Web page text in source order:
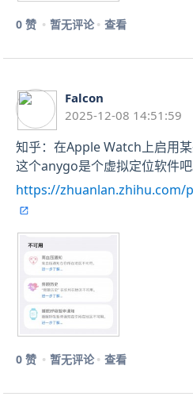
0 赞 暂无评论 查看
Falcon
2025-12-08 14:51:59
知乎：在Apple Watch上启用某
这个anygo是个虚拟定位软件吧
https://zhuanlan.zhihu.com/
0 赞 暂无评论 查看